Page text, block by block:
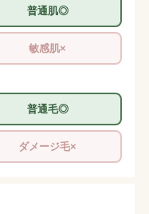
普通肌◎
敏感肌×
普通毛◎
ダメージ毛×